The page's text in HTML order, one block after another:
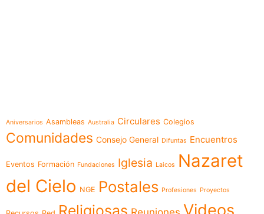
Aniversarios Asambleas Australia Circulares Colegios
Comunidades Consejo General Difuntas Encuentros
Eventos Formación Fundaciones Iglesia Laicos
Nazaret
del Cielo NGE Postales Profesiones Proyectos
Religiosas